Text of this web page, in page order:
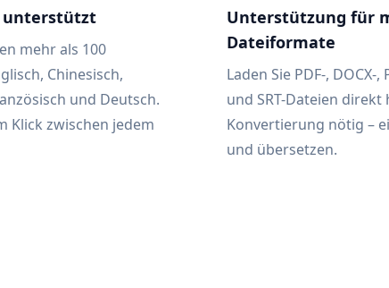
unterstützt
mehr als 100
Chinesisch,
und Deutsch.
Klick zwischen jedem
Unterstützung für
Dateiformate
Laden Sie PDF-, DOCX-,
und SRT-Dateien direkt
Konvertierung nötig –
und übersetzen.